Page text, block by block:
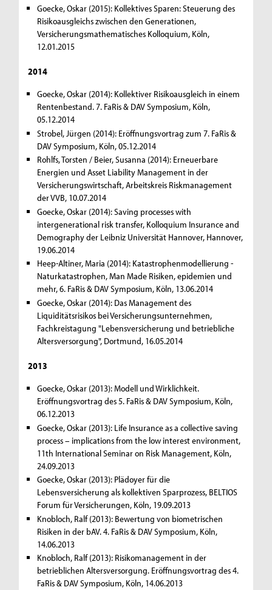
Goecke, Oskar (2015): Kollektives Sparen: Steuerung des
Risikoausgleichs zwischen den Generationen,
Versicherungsmathematisches Kolloquium, Köln,
12.01.2015
2014
Goecke, Oskar (2014): Kollektiver Risikoausgleich in einem
Rentenbestand. 7. FaRis & DAV Symposium, Köln,
05.12.2014
Strobel, Jürgen (2014): Eröffnungsvortrag zum 7. FaRis &
DAV Symposium, Köln, 05.12.2014
Rohlfs, Torsten / Beier, Susanna (2014): Erneuerbare
Energien und Asset Liability Management in der
Versicherungswirtschaft, Arbeitskreis Riskmanagement
der VVB, 10.07.2014
Goecke, Oskar (2014): Saving processes with
intergenerational risk transfer, Kolloquium Insurance and
Demography der Leibniz Universität Hannover, Hannover,
19.06.2014
Heep-Altiner, Maria (2014): Katastrophenmodellierung -
Naturkatastrophen, Man Made Risiken, epidemien und
mehr, 6. FaRis & DAV Symposium, Köln, 13.06.2014
Goecke, Oskar (2014): Das Management des
Liquiditätsrisikos bei Versicherungsunternehmen,
Fachkreistagung "Lebensversicherung und betriebliche
Altersversorgung", Dortmund, 16.05.2014
2013
Goecke, Oskar (2013): Modell und Wirklichkeit.
Eröffnungsvortrag des 5. FaRis & DAV Symposium, Köln,
06.12.2013
Goecke, Oskar (2013): Life Insurance as a collective saving
process – implications from the low interest environment,
11th International Seminar on Risk Management, Köln,
24.09.2013
Goecke, Oskar (2013): Plädoyer für die
Lebensversicherung als kollektiven Sparprozess, BELTIOS
Forum für Versicherungen, Köln, 19.09.2013
Knobloch, Ralf (2013): Bewertung von biometrischen
Risiken in der bAV. 4. FaRis & DAV Symposium, Köln,
14.06.2013
Knobloch, Ralf (2013): Risikomanagement in der
betrieblichen Altersversorgung. Eröffnungsvortrag des 4.
FaRis & DAV Symposium, Köln, 14.06.2013